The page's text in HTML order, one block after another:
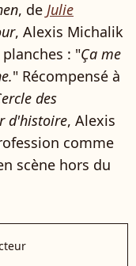
, de Julie
, Alexis Michalik
: "Ça me
" Récompensé à
des
d'histoire, Alexis
comme
scène hors du